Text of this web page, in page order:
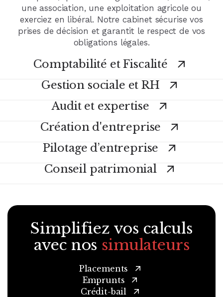
une association, une exploitation agricole ou
exerciez en libéral. Notre cabinet sécurise vos
prises de décision et garantit le respect de vos
obligations légales.
Comptabilité et Fiscalité
Gestion sociale et RH
Audit et expertise
Création d'entreprise
Pilotage d’entreprise
Conseil patrimonial
Simplifiez vos calculs
avec nos simulateurs
Placements
Emprunts
Crédit-bail